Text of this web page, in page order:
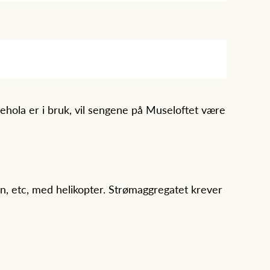
er i bruk, vil sengene på Museloftet være
etc, med helikopter. Strømaggregatet krever